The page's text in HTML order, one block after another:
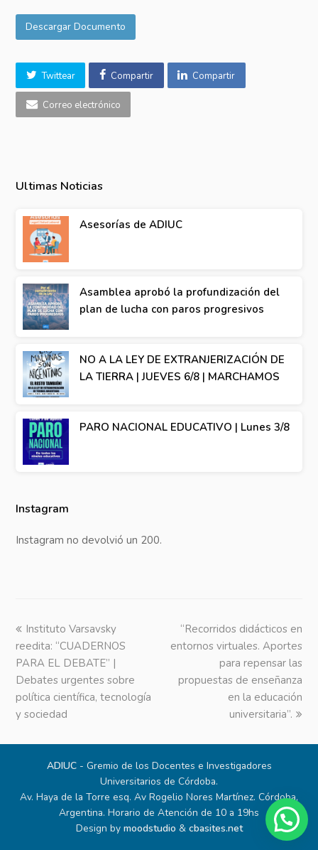
Descargar Documento
Twittear Compartir Compartir
Correo electrónico
Ultimas Noticias
Asesorías de ADIUC
Asamblea aprobó la profundización del
plan de lucha con paros progresivos
NO A LA LEY DE EXTRANJERIZACIÓN DE
LA TIERRA | JUEVES 6/8 | MARCHAMOS
PARO NACIONAL EDUCATIVO | Lunes 3/8
Instagram
Instagram no devolvió un 200.
previous
post:
Instituto Varsavsky
reedita: “CUADERNOS
PARA EL DEBATE” |
Debates urgentes sobre
política científica, tecnología
y sociedad
next
post:
“Recorridos didácticos en
entornos virtuales. Aportes
para repensar las
propuestas de enseñanza
en la educación
universitaria”.
ADIUC- Gremio de los Docentes e Investigadores
Universitarios de Córdoba.
Av. Haya de la Torre esq. Av Rogelio Nores Martínez. Córdoba,
Argentina. Horario de Atención de 10 a 19hs
Design by moodstudio & cbasites.net